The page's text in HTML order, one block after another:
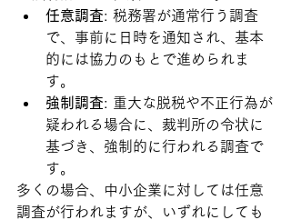
任意調査: 税務署が通常行う調査
で、事前に日時を通知され、基本
的には協力のもとで進められま
す。
強制調査: 重大な脱税や不正行為が
疑われる場合に、裁判所の令状に
基づき、強制的に行われる調査で
す。
多くの場合、中小企業に対しては任意
調査が行われますが、いずれにしても